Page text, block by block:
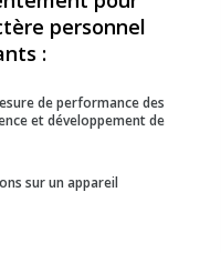
PARTAGEZ
personnel
:
de performance des
et développement de
sur un appareil